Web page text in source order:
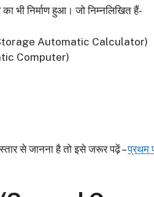
भी निर्माण हुआ। जो निम्नलिखित हैं-
Automatic Calculator)
Computer)
से जानना है तो इसे जरूर पढ़ें –प्रथम